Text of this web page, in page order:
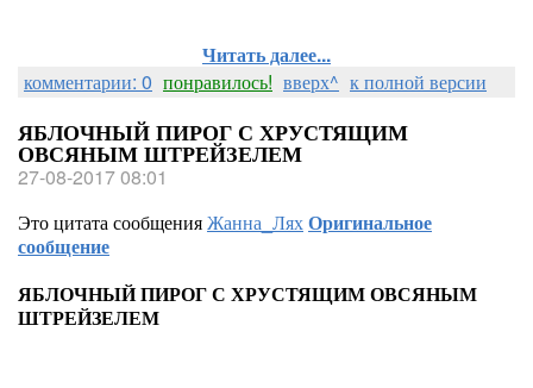
Читать далее...
комментарии: 0 понравилось! вверх^ к полной версии
ЯБЛОЧНЫЙ ПИРОГ С ХРУСТЯЩИМ
ОВСЯНЫМ ШТРЕЙЗЕЛЕМ
27-08-2017 08:01
Это цитата сообщенияЖанна_ЛяхОригинальное
сообщение
ЯБЛОЧНЫЙ ПИРОГ С ХРУСТЯЩИМ ОВСЯНЫМ
ШТРЕЙЗЕЛЕМ